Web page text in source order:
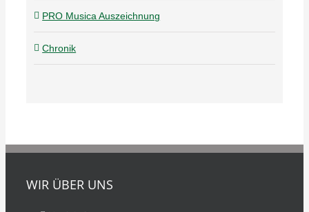
PRO Musica Auszeichnung
Chronik
WIR ÜBER UNS